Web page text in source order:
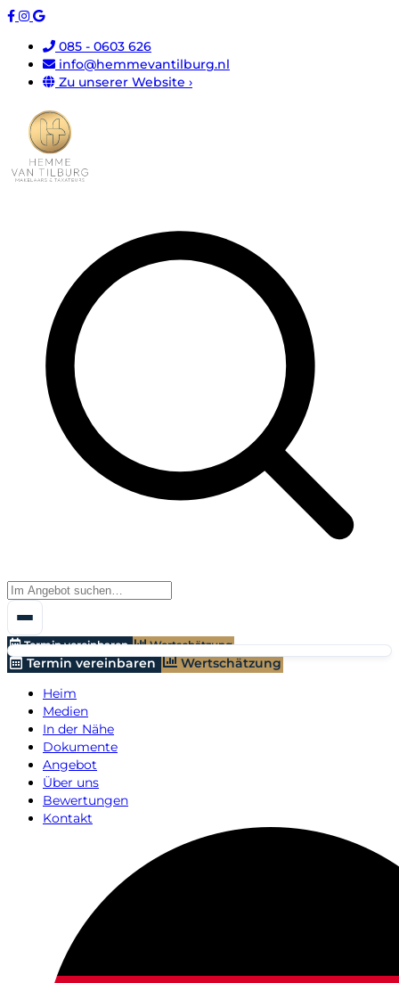
085 - 0603 626
info@hemmevantilburg.nl
Zu unserer Website ›
Termin vereinbaren Wertschätzung
Termin vereinbaren
Wertschätzung
Heim
Medien
In der Nähe
Dokumente
Angebot
Über uns
Bewertungen
Kontakt